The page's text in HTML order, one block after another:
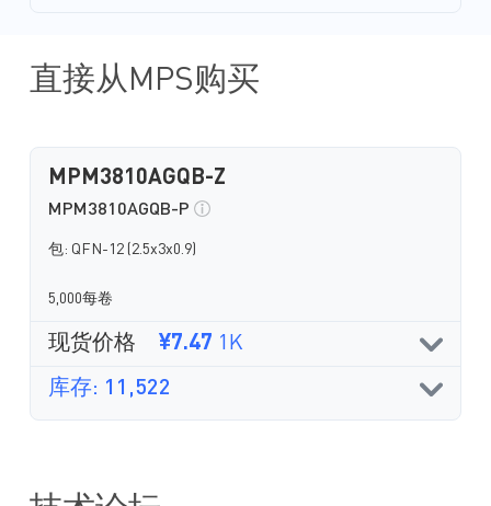
直接从MPS购买
MPM3810AGQB-Z
MPM3810AGQB-P
包: QFN-12 (2.5x3x0.9)
5,000每卷
现货价格 ¥7.47 1K
库存: 11,522